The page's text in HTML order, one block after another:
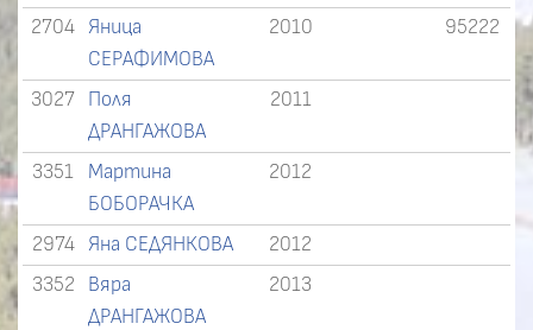
2704
Яница
СЕРАФИМОВА
2010 95222
3027
Поля
ДРАНГАЖОВА
2011
3351
Мартина
БОБОРАЧКА
2012
2974 Яна СЕДЯНКОВА
2012
3352
Вяра
ДРАНГАЖОВА
2013